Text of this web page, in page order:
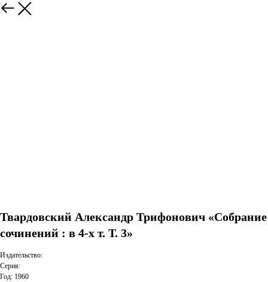
Твардовский Александр Трифонович «Собрание
сочинений : в 4-х т. Т. 3»
Издательство:
Серия:
Год: 1960